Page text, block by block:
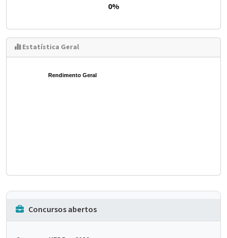
0%
Estatística Geral
Rendimento Geral
Concursos abertos